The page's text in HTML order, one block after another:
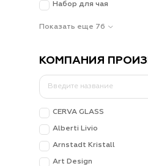
Набор для чая
Показать еще 76
КОМПАНИЯ
CERVA GLASS
Alberti Livio
Arnstadt Kristall
Art Design